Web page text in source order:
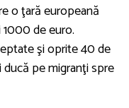
o ţară europeană
de euro.
şi oprite 40 de
pe migranţi spre